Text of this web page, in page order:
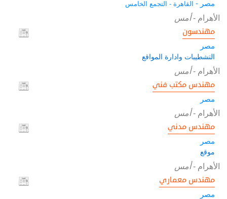
مصر - القاهرة - التجمع الخامس
الأهرام -أمس
مهندسون
مصر
التشطيبات وادارة المواقع
الأهرام -أمس
مهندس مكتب فني
مصر
الأهرام -أمس
مهندس مدني
مصر
موقع
الأهرام -أمس
مهندس معماري
مصر